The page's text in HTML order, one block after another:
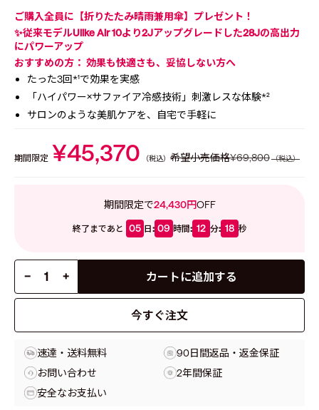
ご購入全員に【折りたたみ晴雨兼用傘】プレゼント！
✨従来モデルUlike Air 10より2Jアップグレードした28Jの高出力
にパワーアップ
おすすめの方： 効果も快適さも、妥協しない方へ
たった3回*¹で効果を実感
「ハイパワー×サファイア冷感技術」刺激レスな体験*²
サロンのような美肌ケアを、自宅で手軽に
期間限定 ¥45,370 （税込） 希望小売価格¥69,800（税込）
期間限定で24,430円OFF
終了まであと 05 日: 09 時間: 12 分: 16 秒
− + カートに追加する
今すぐ注文
速達・送料無料
90日間返品・返金保証
お問い合わせ
2年間保証
安全なお支払い